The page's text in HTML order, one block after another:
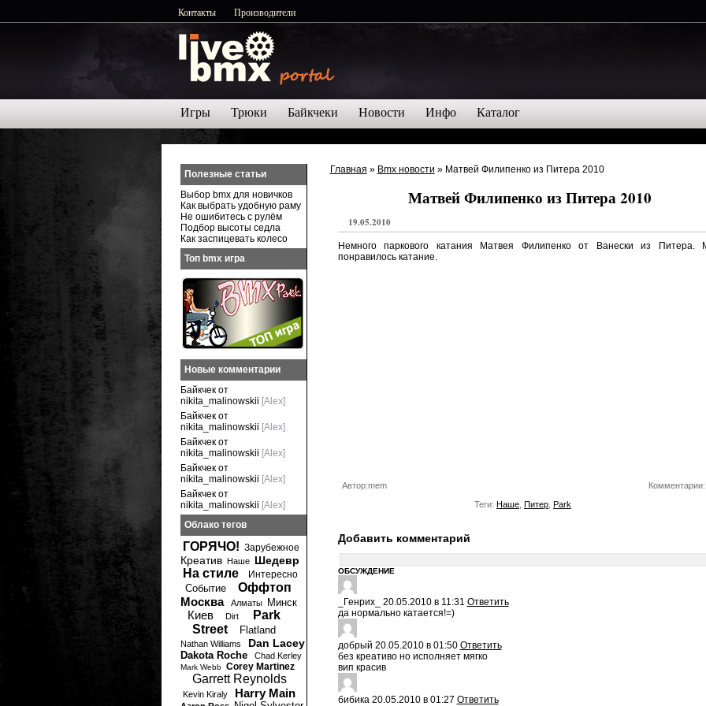
Контакты Производители
Игры Трюки Байкчеки Новости Инфо Каталог
Главная » Bmx новости » Матвей Филипенко из Питера 2010
Матвей Филипенко из Питера 2010
19.05.2010
Немного паркового катания Матвея Филипенко от Ванески из Питера.
понравилось катание.
Автор:mem
Комментарии:
Теги: Наше Питер Park
Добавить комментарий
ОБСУЖДЕНИЕ
_Генрих_ 20.05.2010 в 11:31 Ответить
да нормально катается!=)
добрый 20.05.2010 в 01:50 Ответить
без креативо но исполняет мягко
вип красив
бибика 20.05.2010 в 01:27 Ответить
Полезные статьи
Выбор bmx для новичков
Как выбрать удобную раму
Не ошибитесь с рулём
Подбор высоты седла
Как заспицевать колесо
Топ bmx игра
Новые комментарии
Байкчек от
nikita_malinowskii [Alex]
Байкчек от
nikita_malinowskii [Alex]
Байкчек от
nikita_malinowskii [Alex]
Байкчек от
nikita_malinowskii [Alex]
Байкчек от
nikita_malinowskii [Alex]
Облако тегов
ГОРЯЧО! Зарубежное
Креатив Наше Шедевр
На стиле Интересно
Событие
Оффтоп
Москва
Алматы Минск
Киев Dirt
Park
Street
Flatland
Nathan Williams Dan Lacey
Dakota Roche Chad Kerley
Mark Webb Corey Martinez
Garrett Reynolds
Kevin Kiraly Harry Main